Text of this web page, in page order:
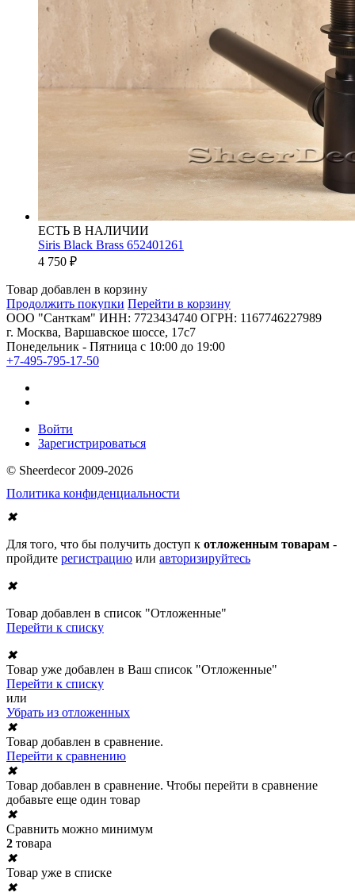
ЕСТЬ В НАЛИЧИИ
Siris Black Brass 652401261
4 750 ₽
Товар добавлен в корзину
Продолжить покупки Перейти в корзину
ООО "Санткам" ИНН: 7723434740 ОГРН: 1167746227989
г. Москва, Варшавское шоссе, 17с7
Понедельник - Пятница с 10:00 до 19:00
+7-495-795-17-50
Войти
Зарегистрироваться
© Sheerdecor 2009-2026
Политика конфиденциальности
✖
Для того, что бы получить доступ к отложенным товарам -
пройдите регистрацию или авторизируйтесь
✖
Товар добавлен в список "Отложенные"
Перейти к списку
✖
Товар уже добавлен в Ваш список "Отложенные"
Перейти к списку
или
Убрать из отложенных
✖
Товар добавлен в сравнение.
Перейти к сравнению
✖
Товар добавлен в сравнение. Чтобы перейти в сравнение
добавьте еще один товар
✖
Сравнить можно минимум
2 товара
✖
Товар уже в списке
✖